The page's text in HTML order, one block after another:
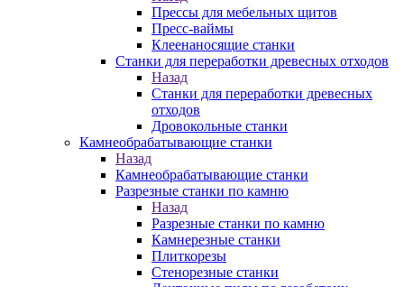
Прессы для мебельных щитов
Пресс-ваймы
Клеенаносящие станки
Станки для переработки древесных отходов
Назад
Станки для переработки древесных
отходов
Дровокольные станки
Камнеобрабатывающие станки
Назад
Камнеобрабатывающие станки
Разрезные станки по камню
Назад
Разрезные станки по камню
Камнерезные станки
Плиткорезы
Стенорезные станки